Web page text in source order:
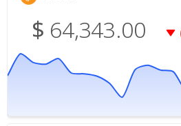
$ 64,343.00